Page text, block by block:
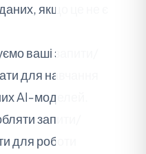
якщо це не є
ваші запити/
для навчання
AI‑моделей.
запити/
для роботи